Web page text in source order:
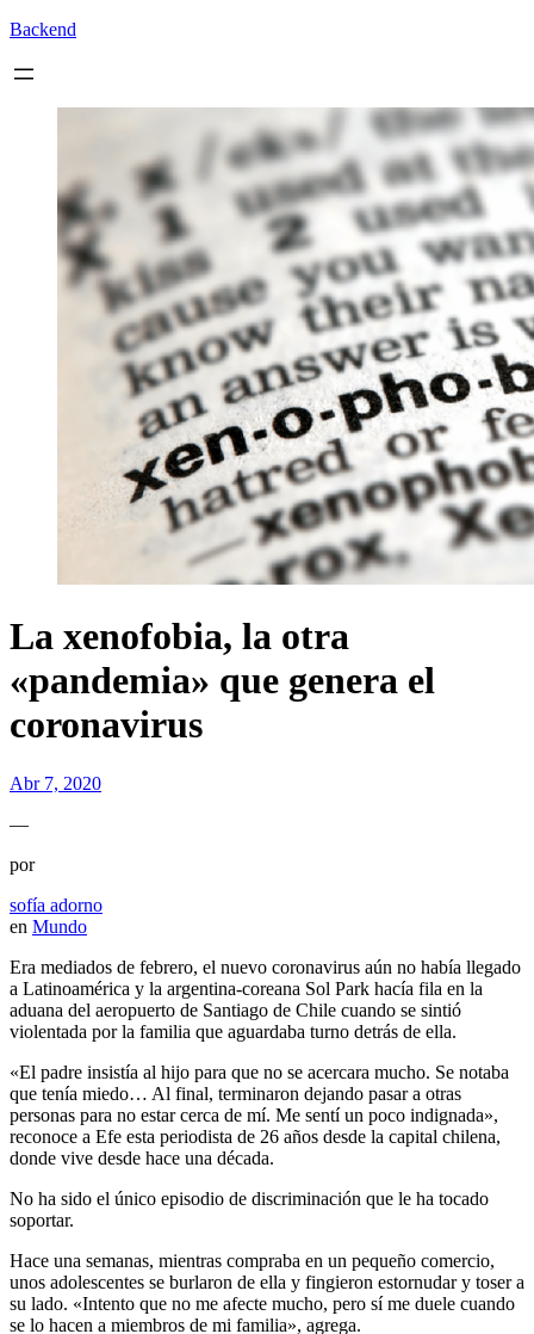
Backend
La xenofobia, la otra
«pandemia» que genera el
coronavirus
Abr 7, 2020
—
por
sofía adorno
en Mundo
Era mediados de febrero, el nuevo coronavirus aún no había llegado
a Latinoamérica y la argentina-coreana Sol Park hacía fila en la
aduana del aeropuerto de Santiago de Chile cuando se sintió
violentada por la familia que aguardaba turno detrás de ella.
«El padre insistía al hijo para que no se acercara mucho. Se notaba
que tenía miedo… Al final, terminaron dejando pasar a otras
personas para no estar cerca de mí. Me sentí un poco indignada»,
reconoce a Efe esta periodista de 26 años desde la capital chilena,
donde vive desde hace una década.
No ha sido el único episodio de discriminación que le ha tocado
soportar.
Hace una semanas, mientras compraba en un pequeño comercio,
unos adolescentes se burlaron de ella y fingieron estornudar y toser a
su lado. «Intento que no me afecte mucho, pero sí me duele cuando
se lo hacen a miembros de mi familia», agrega.